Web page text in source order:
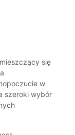
się
w
szeroki wybór